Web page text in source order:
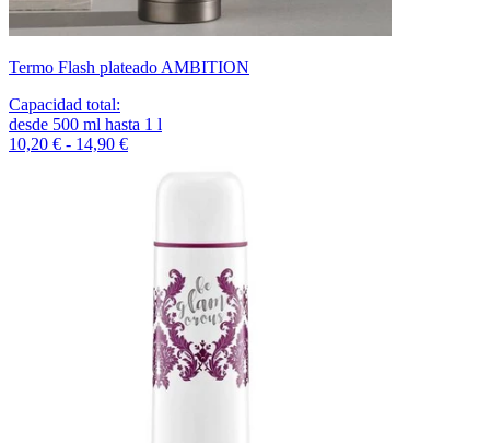
Termo Flash plateado AMBITION
Capacidad total:
desde 500 ml hasta 1 l
10,20 € - 14,90 €